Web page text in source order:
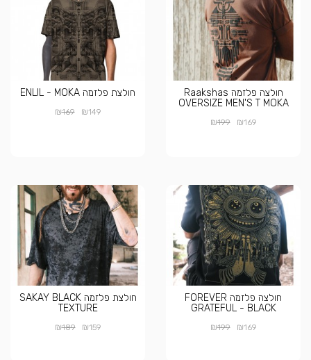
חולצה פלזמה Raakshas
OVERSIZE MEN'S T MOKA
₪169
₪199
חולצת פלזמה ENLIL - MOKA
₪149
₪169
חולצה פלזמה FOREVER
GRATEFUL - BLACK
₪169
₪199
חולצת פלזמה SAKAY BLACK
TEXTURE
₪159
₪189